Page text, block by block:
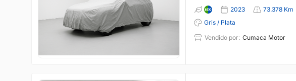
2023 73.378 Km
Gris / Plata
Vendido por: Cumaca Motor